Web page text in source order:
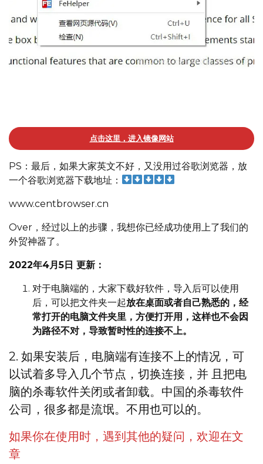
点击这里，进入镜像网站
PS：最后，如果大家英文不好，又没用过谷歌浏览器，放
一个谷歌浏览器下载地址：
www.centbrowser.cn
Over，经过以上的步骤，我想你已经成功使用上了我们的
外贸神器了。
2022年4月5日 更新：
对于电脑端的，大家下载好软件，导入后可以使用
后，可以把文件夹一起放在桌面或者自己熟悉的，经
常打开的电脑文件夹里，方便打开用，这样也不会因
为路径不对，导致暂时性的连接不上。
2. 如果安装后，电脑端有连接不上的情况，可
以试着多导入几个节点，切换连接，并 且把电
脑的杀毒软件关闭或者卸载。中国的杀毒软件
公司，很多都是流氓。不用也可以的。
如果你在使用时，遇到其他的疑问，欢迎在文
章